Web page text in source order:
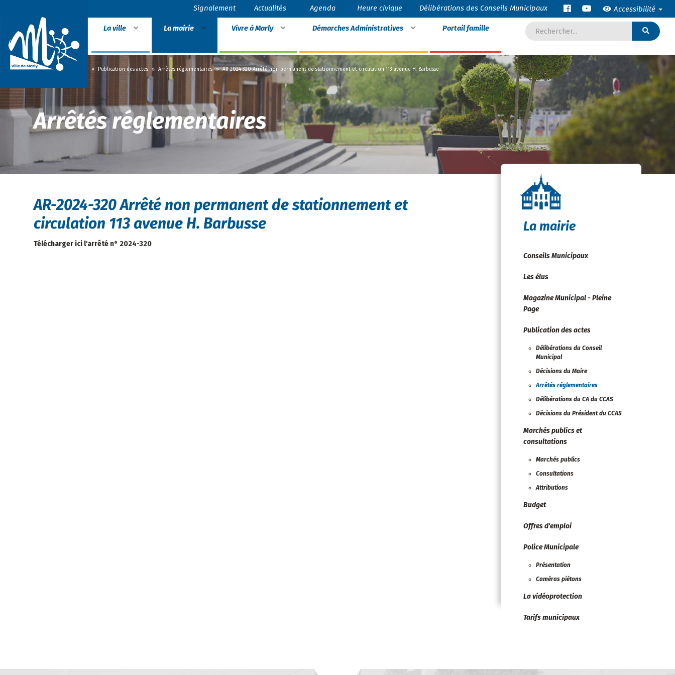
Signalement Actualités Agenda Heure civique Délibérations des Conseils Municipaux Accessibilité
La ville La mairie Vivre à Marly Démarches Administratives Portail famille
Accueil » » Publication des actes » Arrêtés réglementaires » AR-2024-320 Arrêté non permanent de stationnement et circulation 113 avenue H. Barbusse
Arrêtés réglementaires
AR-2024-320 Arrêté non permanent de stationnement et
circulation 113 avenue H. Barbusse
Télécharger ici l'arrêté n° 2024-320
La mairie
Conseils Municipaux
Les élus
Magazine Municipal - Pleine
Page
Publication des actes
Délibérations du Conseil
Municipal
Décisions du Maire
Arrêtés réglementaires
Délibérations du CA du CCAS
Décisions du Président du CCAS
Marchés publics et
consultations
Marchés publics
Consultations
Attributions
Budget
Offres d'emploi
Police Municipale
Présentation
Caméras piétons
La vidéoprotection
Tarifs municipaux